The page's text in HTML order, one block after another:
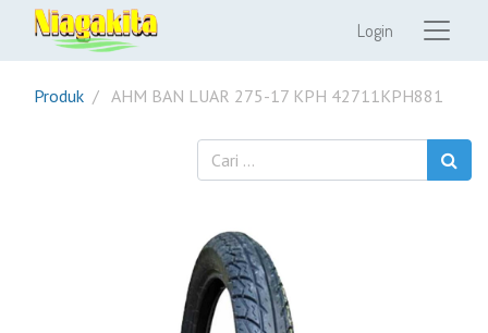
Login
Produk AHM BAN LUAR 275-17 KPH 42711KPH881